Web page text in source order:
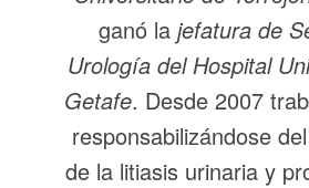
ganó la jefatura de
Urología del Hospital
Getafe. Desde 2007
responsabilizándose
de la litiasis urinaria y